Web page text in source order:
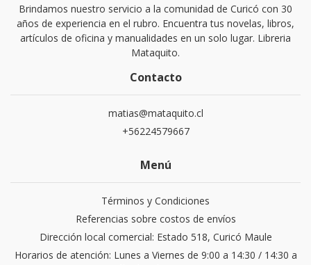
Brindamos nuestro servicio a la comunidad de Curicó con 30
años de experiencia en el rubro. Encuentra tus novelas, libros,
artículos de oficina y manualidades en un solo lugar. Libreria
Mataquito.
Contacto
matias@mataquito.cl
+56224579667
Menú
Términos y Condiciones
Referencias sobre costos de envíos
Dirección local comercial: Estado 518, Curicó Maule
Horarios de atención: Lunes a Viernes de 9:00 a 14:30 / 14:30 a